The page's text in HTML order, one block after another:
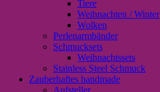
Tiere
Weihnachten / Winter
Wolken
Perlenarmbänder
Schmucksets
Weihnachtssets
Stainless Steel Schmuck
Zauberhaftes handmade
Aufsteller